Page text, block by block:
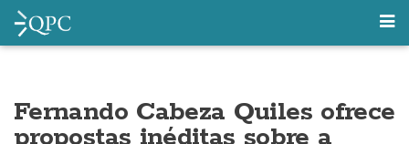
Fernando Cabeza Quiles ofrece